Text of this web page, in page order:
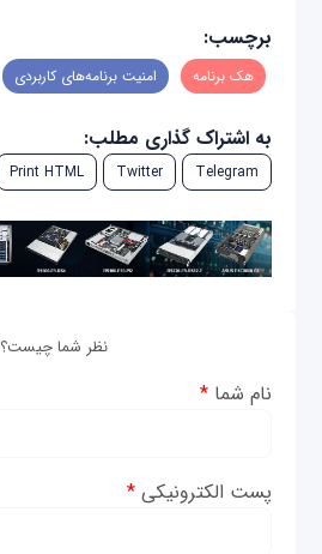
برچسب:
هک برنامه امنیت برنامه‌های کاربردی
به اشتراک گذاری مطلب:
Telegram
Twitter
Print HTML
نظر شما چیست؟
نام شما*
پست الکترونیکی*